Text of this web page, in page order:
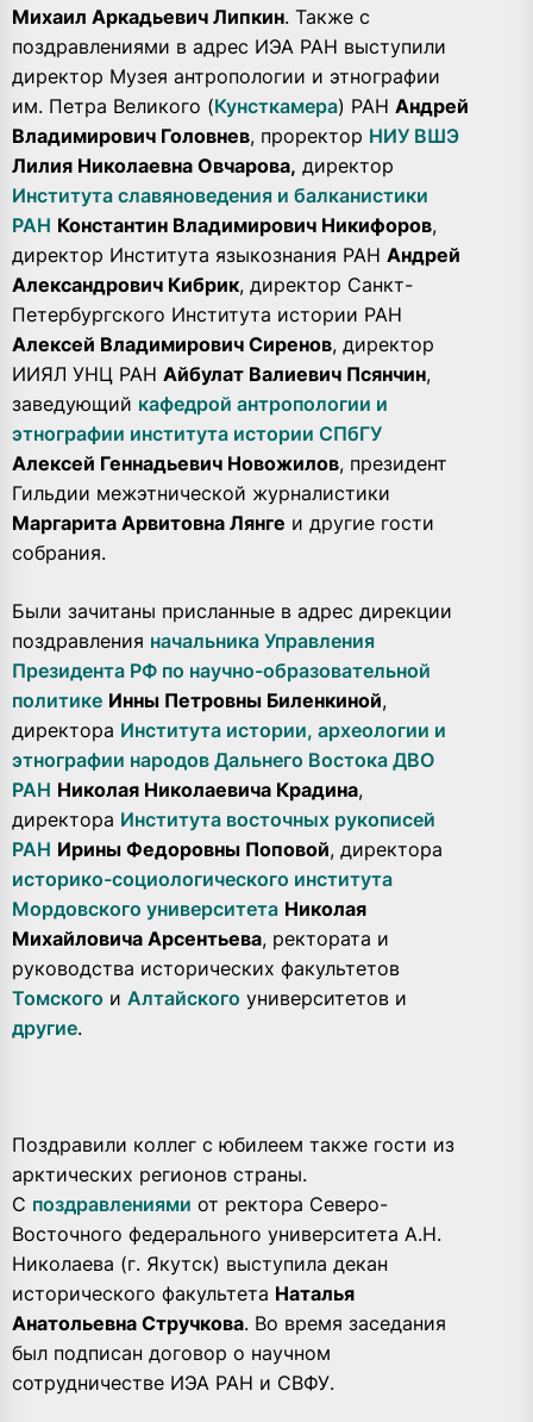
Михаил Аркадьевич Липкин. Также с
поздравлениями в адрес ИЭА РАН выступили
директор Музея антропологии и этнографии
им. Петра Великого (Кунсткамера) РАН Андрей
Владимирович Головнев, проректор НИУ ВШЭ
Лилия Николаевна Овчарова, директор
Института славяноведения и балканистики
РАН Константин Владимирович Никифоров,
директор Института языкознания РАН Андрей
Александрович Кибрик, директор Санкт-
Петербургского Института истории РАН
Алексей Владимирович Сиренов, директор
ИИЯЛ УНЦ РАН Айбулат Валиевич Псянчин,
заведующий кафедрой антропологии и
этнографии института истории СПбГУ
Алексей Геннадьевич Новожилов, президент
Гильдии межэтнической журналистики
Маргарита Арвитовна Лянге и другие гости
собрания.
Были зачитаны присланные в адрес дирекции
поздравления начальника Управления
Президента РФ по научно-образовательной
политике Инны Петровны Биленкиной,
директора Института истории, археологии и
этнографии народов Дальнего Востока ДВО
РАН Николая Николаевича Крадина,
директора Института восточных рукописей
РАН Ирины Федоровны Поповой, директора
историко-социологического института
Мордовского университета Николая
Михайловича Арсентьева, ректората и
руководства исторических факультетов
Томского и Алтайского университетов и
другие.
Поздравили коллег с юбилеем также гости из
арктических регионов страны.
С поздравлениями от ректора Северо-
Восточного федерального университета А.Н.
Николаева (г. Якутск) выступила декан
исторического факультета Наталья
Анатольевна Стручкова. Во время заседания
был подписан договор о научном
сотрудничестве ИЭА РАН и СВФУ.